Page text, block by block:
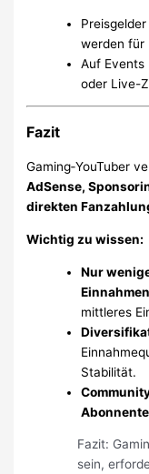
werden für
Auf Events
oder Live-
Fazit
Gaming‑YouTuber
AdSense,
direkten
Wichtig zu wissen:
Nur
Einnahmen
mittleres
Stabilität.
Fazit:
sein,